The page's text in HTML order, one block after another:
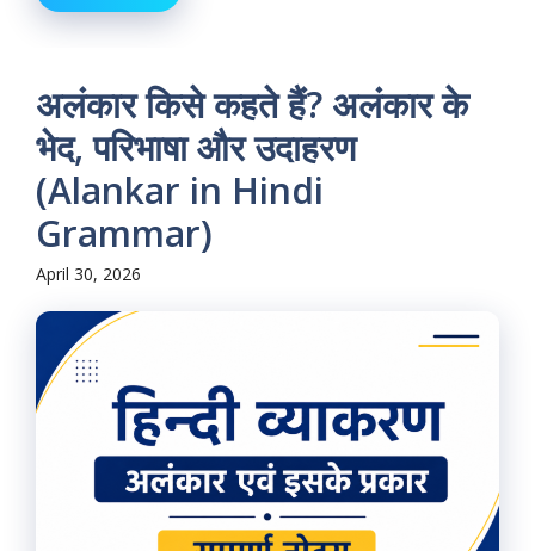
अलंकार किसे कहते हैं? अलंकार के
भेद, परिभाषा और उदाहरण
(Alankar in Hindi
Grammar)
April 30, 2026